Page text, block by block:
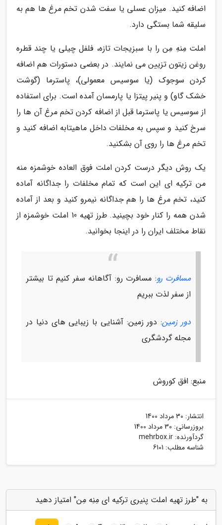
اضافه کنید. میزان عسلی یا سفت شدن تخم مرغ ها هم به
سلیقه شما بستگی دارد.
املت مِنهِ مِن را با سبزیجات تازه، فلفل چیلی یا چند قطره
روغن زیتون تزیین می نمایند. در بعضی دستورات هم اضافه
کردن سوجوک (یا سوسیس معمولی)، پاسترما (گوشت
خشک گاو) و پنیر پیتزا یا پارمسان آمده است. برای استفاده
از سوسیس یا پاسترما قبل از اضافه کردن تخم مرغ آن ها را
سرخ کنید و سپس به مخلفات داخل ماهیتابه اضافه کنید و
تخم مرغ ها را روی آن بشکنید.
یک روش دیگر درست کردن املت فوق العاده خوشمزه منه
من ترکیه ای این است که تمام مخلفات را جداگانه آماده
کنید، تخم مرغ ها را هم جداگانه نیمرو کنید و بعد از آماده
شدن همه را کنار خود بچینید. طرز تهیه 10 املت خوشمزه از
نقاط مختلف ایران را در اینجا بخوانید.
مسافرت رو: مسافرت رو: آگاهانه سفر کنیم تا بیشتر
از سفر لذت ببریم
دور زمین: دور زمین: آشنایی با زیبایی های دنیا در
مجله گردشگری
منبع: افق کوروش
انتشار: 30 مرداد 1400
بروزرسانی: 30 مرداد 1400
گردآورنده: mehrbox.ir
شناسه مطلب: 6101
به "طرز تهیه املت پنیری ترکیه ای مِنِه مِن" امتیاز دهید